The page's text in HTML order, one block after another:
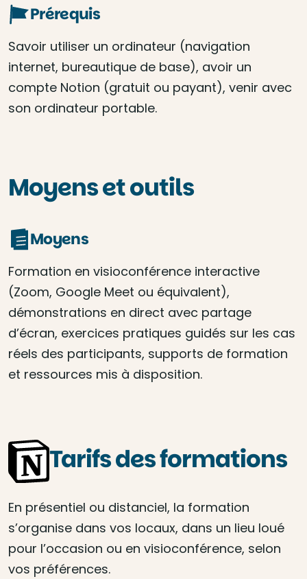
Prérequis
Savoir utiliser un ordinateur (navigation
internet, bureautique de base), avoir un
compte Notion (gratuit ou payant), venir avec
son ordinateur portable.
Moyens et outils
Moyens
Formation en visioconférence interactive
(Zoom, Google Meet ou équivalent),
démonstrations en direct avec partage
d’écran, exercices pratiques guidés sur les cas
réels des participants, supports de formation
et ressources mis à disposition.
Tarifs des formations
En présentiel ou distanciel, la formation
s’organise dans vos locaux, dans un lieu loué
pour l’occasion ou en visioconférence, selon
vos préférences.